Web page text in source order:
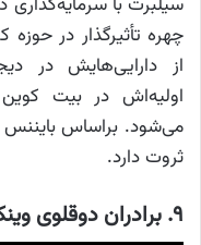
چهره تأثیرگذار در
از دارایی‌هایش در
اولیه‌اش در بیت
ثروت دارد.
۹. برادران دوقلوی وینکلواس